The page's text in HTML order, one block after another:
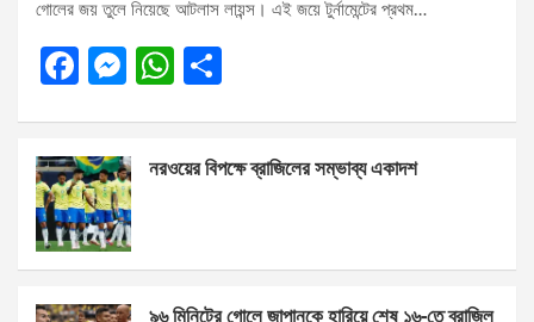
গোলের জয় তুলে নিয়েছে আটলাস লায়ন্স। এই জয়ে টুর্নামেন্টের প্রথম…
F
b
o
o
k
M
n
g
er
W
s
p
e
নরওয়ের বিপক্ষে ব্রাজিলের সম্ভাব্য একাদশ
৯৬ মিনিটের গোলে জাপানকে হারিয়ে শেষ ১৬-তে ব্রাজিল